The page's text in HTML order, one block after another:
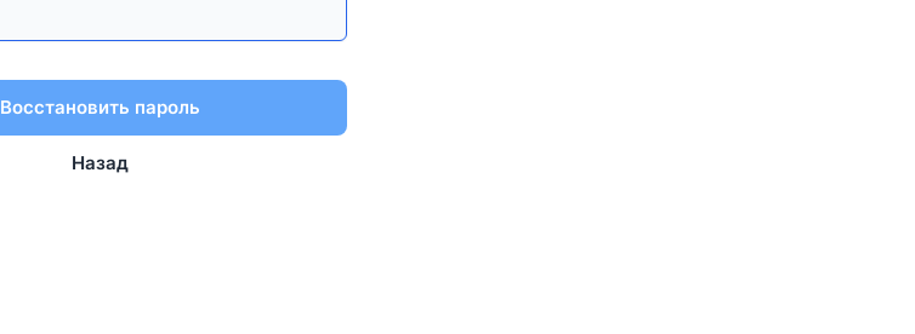
Восстановить пароль
Назад